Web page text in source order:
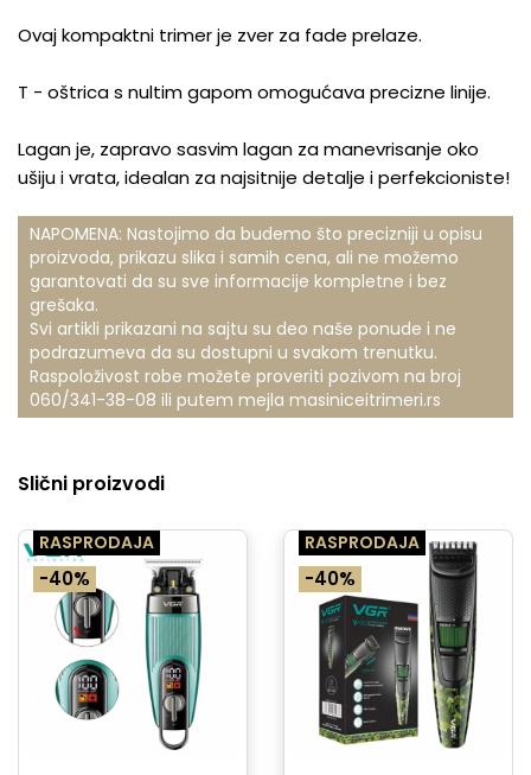
Ovaj kompaktni trimer je zver za fade prelaze.
T - oštrica s nultim gapom omogućava precizne linije.
Lagan je, zapravo sasvim lagan za manevrisanje oko
ušiju i vrata, idealan za najsitnije detalje i perfekcioniste!
NAPOMENA: Nastojimo da budemo što precizniji u opisu
proizvoda, prikazu slika i samih cena, ali ne možemo
garantovati da su sve informacije kompletne i bez
grešaka.
Svi artikli prikazani na sajtu su deo naše ponude i ne
podrazumeva da su dostupni u svakom trenutku.
Raspoloživost robe možete proveriti pozivom na broj
060/341-38-08 ili putem mejla masiniceitrimeri.rs
Slični proizvodi
RASPRODAJA
-40%
RASPRODAJA
-40%